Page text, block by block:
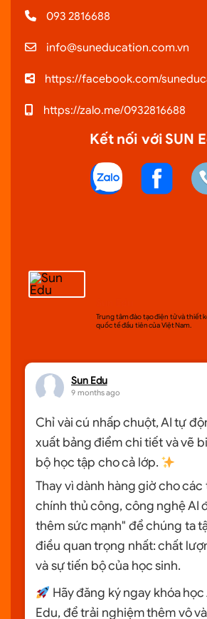
093 2816688
info@suneducation.com.vn
https://facebook.com/
https://zalo.me/0932816688
Kết nối với SUN
Trung tâm đào tạo điện tử và thiết
quốc tế đầu tiên của Việt Nam.
Sun Edu
9 months ago
Chỉ vài cú nhấp chuột, AI tự
xuất bảng điểm chi tiết và vẽ
bộ học tập cho cả lớp.
Thay vì dành hàng giờ cho các
chính thủ công, công nghệ AI
thêm sức mạnh" để chúng ta
điều quan trọng nhất: chất
và sự tiến bộ của học sinh.
Hãy đăng ký ngay khóa học
Edu, để trải nghiệm thêm vô